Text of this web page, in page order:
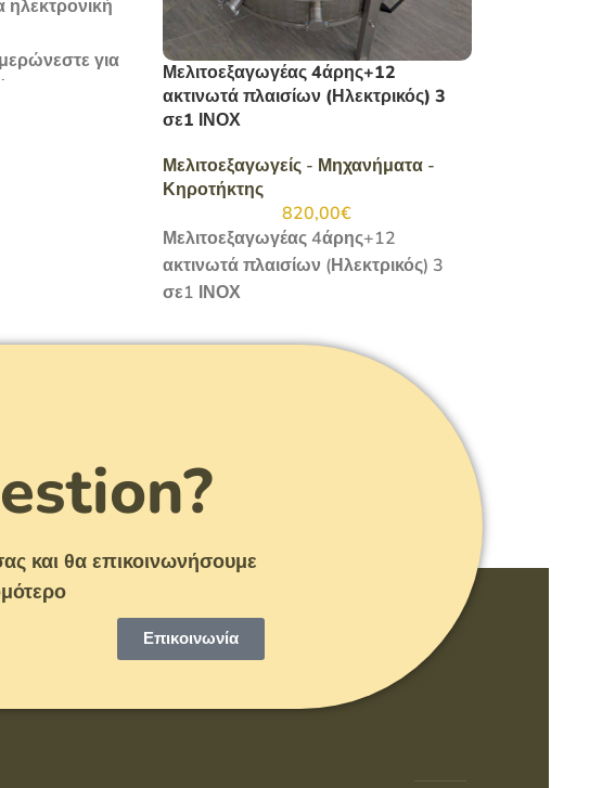
ηλεκτρονική
για
και την
Μελιτοεξαγωγέας 4άρης+12
ακτινωτά πλαισίων (Ηλεκτρικός) 3
σε1 ΙΝΟΧ
Μελιτοεξαγωγείς - Μηχανήματα -
Κηροτήκτης
820,00€
Μελιτοεξαγωγέας 4άρης+12
ακτινωτά πλαισίων (Ηλεκτρικός) 3
σε1 ΙΝΟΧ
και θα επικοινωνήσουμε
Επικοινωνία